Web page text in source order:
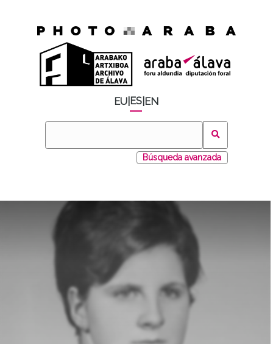
EU ES EN
Búsqueda avanzada